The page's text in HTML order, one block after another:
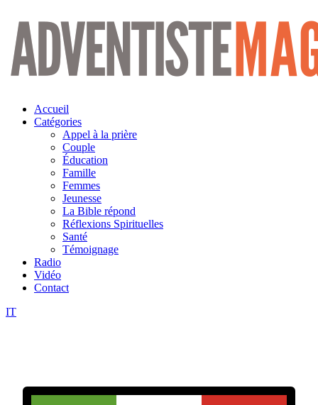
Aller
contenu
Accueil
Catégories
Appel à la prière
Couple
Éducation
Famille
Femmes
Jeunesse
La Bible répond
Réflexions Spirituelles
Santé
Témoignage
Radio
Vidéo
Contact
IT